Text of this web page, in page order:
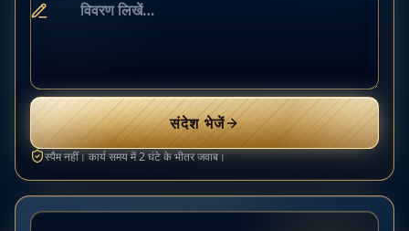
संदेश भेजें
स्पैम नहीं। कार्य समय में 2 घंटे के भीतर जवाब।